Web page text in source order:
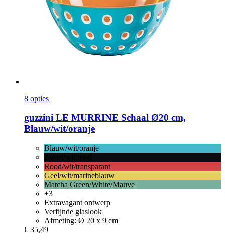
8 opties
guzzini LE MURRINE Schaal Ø20 cm,
Blauw/wit/oranje
Blauw/wit/oranje
Rood/wit/transparant
Geel/wit/marineblauw
Matcha Green/White/Mauve
+3
Extravagant ontwerp
Verfijnde glaslook
Afmeting: Ø 20 x 9 cm
€ 35,49